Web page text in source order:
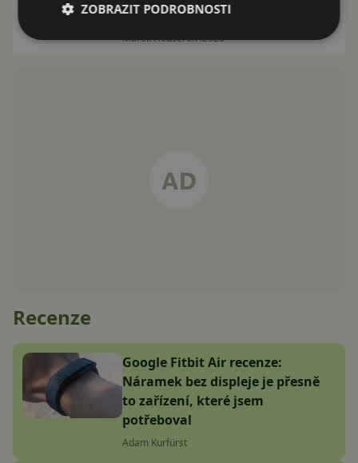
Samsung i Huawei
Marek Houser6.7.2020
Recenze
Google Fitbit Air recenze:
Náramek bez displeje je přesně
to zařízení, které jsem
potřeboval
Adam Kurfürst
ZOBRAZIT PODROBNOSTI